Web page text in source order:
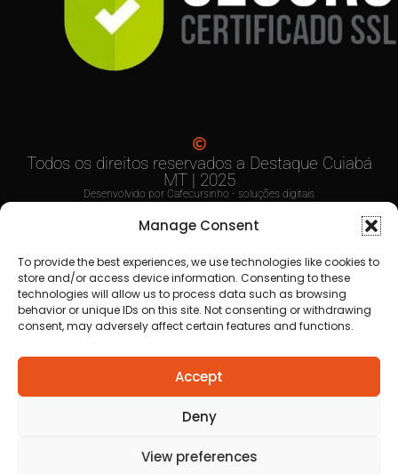
Manage Consent
To provide the best experiences, we use technologies like cookies to
store and/or access device information. Consenting to these
technologies will allow us to process data such as browsing
behavior or unique IDs on this site. Not consenting or withdrawing
consent, may adversely affect certain features and functions.
Accept
Deny
View preferences
privacidade
Todos os direitos reservados a Destaque Cuiabá
MT | 2025